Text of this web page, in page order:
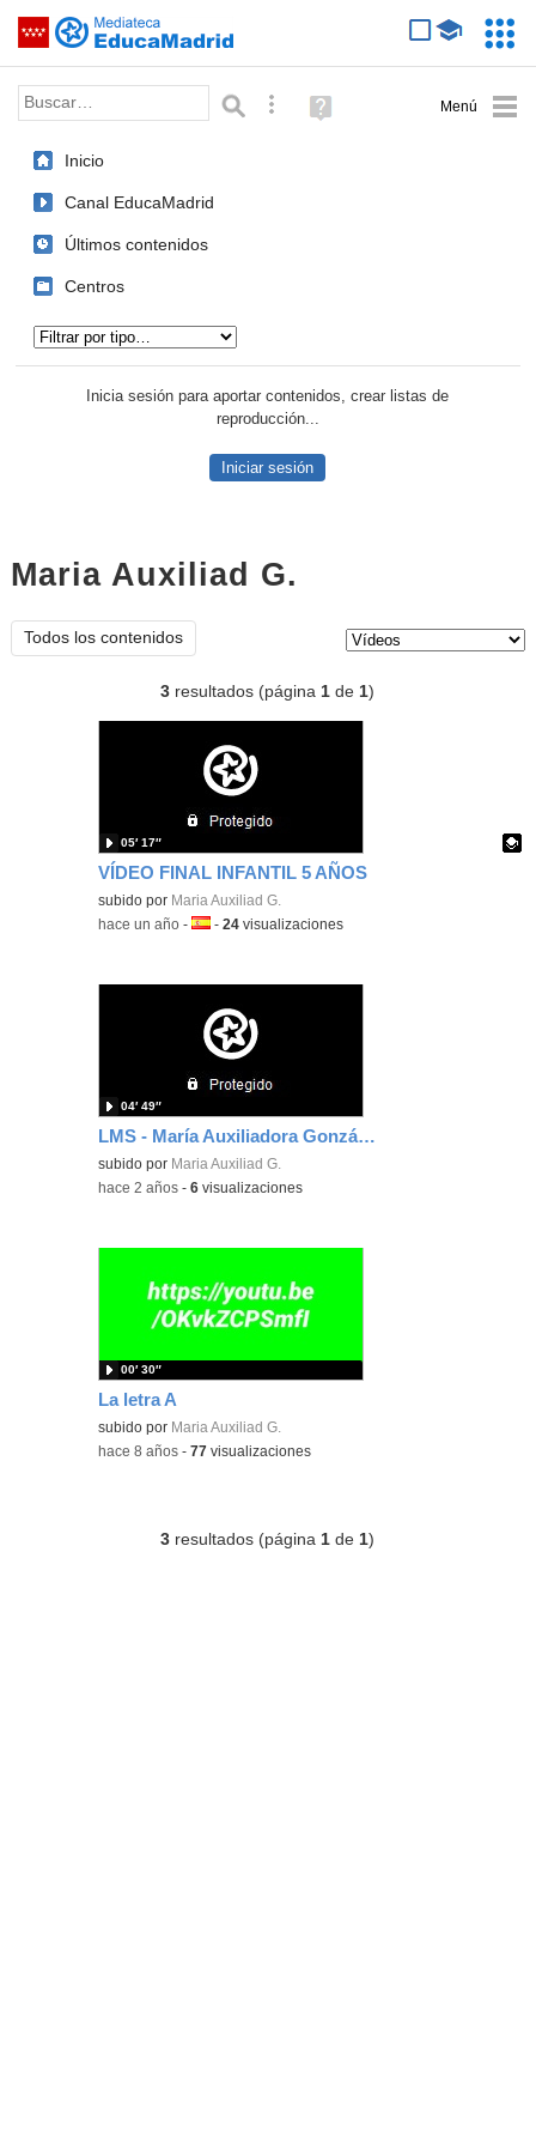
Saltar navegación
Palabra o frase: Búsqueda avanzada
Ayuda
(en
Inicio
Canal EducaMadrid
Últimos contenidos
Centros
Inicia sesión para aportar contenidos, crear listas de
reproducción...
Iniciar sesión
Maria Auxiliad G.
Todos los contenidos
3 resultados (página1 de1)
VÍDEO FINAL INFANTIL 5 AÑOS
Contenido educativo.
subido por Maria Auxiliad G.
05′ 17″
-hace un año -Idioma:
-24 visualizaciones
LMS - María Auxiliadora González Huedo
subido por Maria Auxiliad G.
04′ 49″
-hace 2 años -6 visualizaciones
La letra A
subido por Maria Auxiliad G.
00′ 30″
-hace 8 años -77 visualizaciones
3 resultados (página 1 de 1)